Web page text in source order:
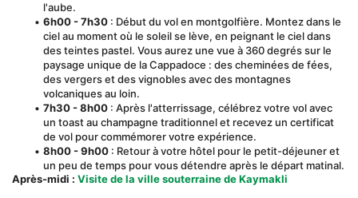
l'aube.
6h00 - 7h30 : Début du vol en montgolfière. Montez dans le
ciel au moment où le soleil se lève, en peignant le ciel dans
des teintes pastel. Vous aurez une vue à 360 degrés sur le
paysage unique de la Cappadoce : des cheminées de fées,
des vergers et des vignobles avec des montagnes
volcaniques au loin.
7h30 - 8h00 : Après l'atterrissage, célébrez votre vol avec
un toast au champagne traditionnel et recevez un certificat
de vol pour commémorer votre expérience.
8h00 - 9h00 : Retour à votre hôtel pour le petit-déjeuner et
un peu de temps pour vous détendre après le départ matinal.
Après-midi : Visite de la ville souterraine de Kaymakli